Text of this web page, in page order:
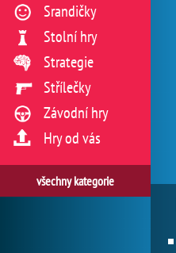
Srandičky
Stolní hry
Strategie
Střílečky
Závodní hry
Hry od vás
všechny kategorie